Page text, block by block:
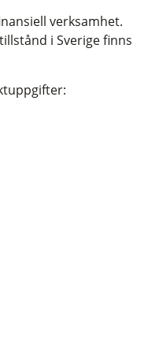
verksamhet.
i Sverige finns